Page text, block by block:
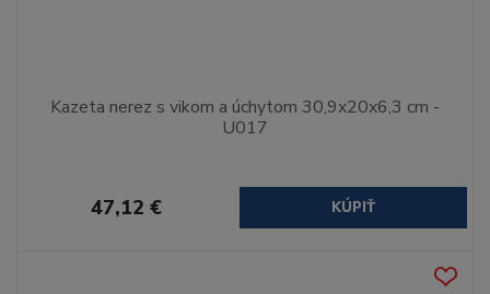
Kazeta nerez s vikom a úchytom 30,9x20x6,3 cm -
U017
47,12 € KÚPIŤ